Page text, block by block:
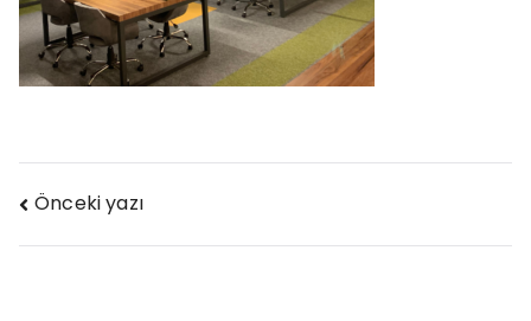
Yazı
gezinmesi
Önceki yazı